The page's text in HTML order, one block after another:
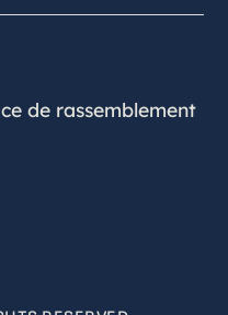
de rassemblement